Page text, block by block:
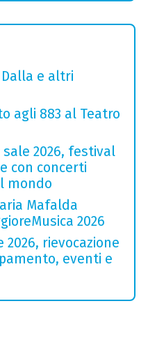
e altri
agli 883 al Teatro
2026, festival
con concerti
mondo
Mafalda
2026
2026, rievocazione
eventi e